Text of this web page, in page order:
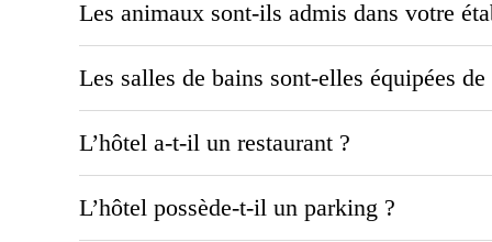
Les animaux sont-ils admis dans votre
Les salles de bains sont-elles équipées
L’hôtel a-t-il un restaurant ?
L’hôtel possède-t-il un parking ?